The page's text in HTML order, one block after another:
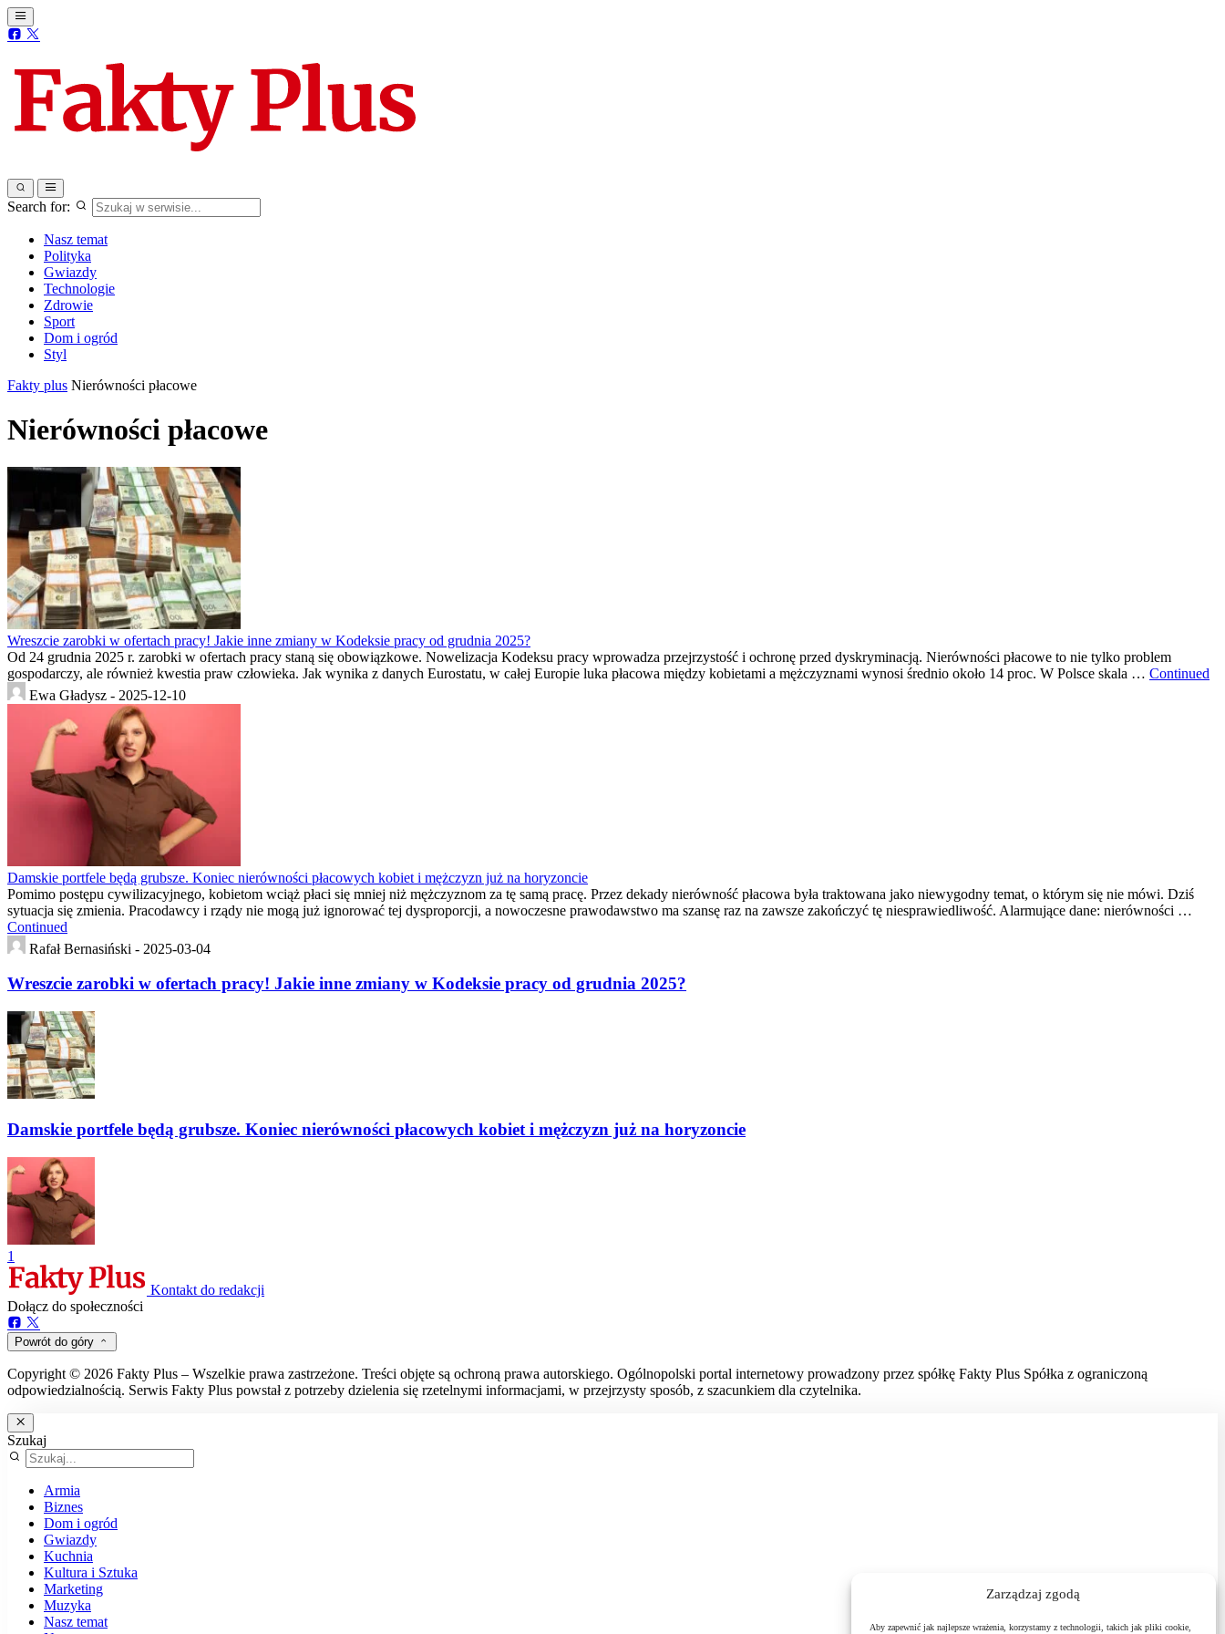
Zarządzaj zgodą
Aby zapewnić jak najlepsze wrażenia, korzystamy z technologii, takich jak pliki cookie,
Search for:
Nasz temat
Polityka
Gwiazdy
Technologie
Zdrowie
Sport
Dom i ogród
Styl
Fakty plus Nierówności płacowe
Nierówności płacowe
Wreszcie zarobki w ofertach pracy! Jakie inne zmiany w Kodeksie pracy od grudnia 2025?
Od 24 grudnia 2025 r. zarobki w ofertach pracy staną się obowiązkowe. Nowelizacja Kodeksu pracy wprowadza przejrzystość i ochronę przed dyskryminacją. Nierówności płacowe to nie tylko problem
gospodarczy, ale również kwestia praw człowieka. Jak wynika z danych Eurostatu, w całej Europie luka płacowa między kobietami a mężczyznami wynosi średnio około 14 proc. W Polsce skala … Continued
Ewa Gładysz - 2025-12-10
Damskie portfele będą grubsze. Koniec nierówności płacowych kobiet i mężczyzn już na horyzoncie
Pomimo postępu cywilizacyjnego, kobietom wciąż płaci się mniej niż mężczyznom za tę samą pracę. Przez dekady nierówność płacowa była traktowana jako niewygodny temat, o którym się nie mówi. Dziś
sytuacja się zmienia. Pracodawcy i rządy nie mogą już ignorować tej dysproporcji, a nowoczesne prawodawstwo ma szansę raz na zawsze zakończyć tę niesprawiedliwość. Alarmujące dane: nierówności …
Continued
Rafał Bernasiński - 2025-03-04
Wreszcie zarobki w ofertach pracy! Jakie inne zmiany w Kodeksie pracy od grudnia 2025?
Damskie portfele będą grubsze. Koniec nierówności płacowych kobiet i mężczyzn już na horyzoncie
1
Kontakt do redakcji
Dołącz do społeczności
Powrót do góry
Copyright © 2026 Fakty Plus – Wszelkie prawa zastrzeżone. Treści objęte są ochroną prawa autorskiego. Ogólnopolski portal internetowy prowadzony przez spółkę Fakty Plus Spółka z ograniczoną
odpowiedzialnością. Serwis Fakty Plus powstał z potrzeby dzielenia się rzetelnymi informacjami, w przejrzysty sposób, z szacunkiem dla czytelnika.
Szukaj
Armia
Biznes
Dom i ogród
Gwiazdy
Kuchnia
Kultura i Sztuka
Marketing
Muzyka
Nasz temat